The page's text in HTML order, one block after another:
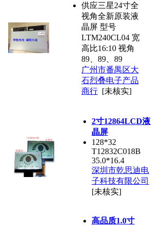
供应三星24寸全
视角全新原装液
晶屏 型号
LTM240CL04 宽
高比16:10 视角
89、89、89
广州市番禺区大
石烈叠电子产品
商行 [未核实]
2寸12864LCD液
晶屏
128*32
T12832C018B
35.0*16.4
深圳市乾思迪电
子科技有限公司
[未核实]
高品质1.0寸